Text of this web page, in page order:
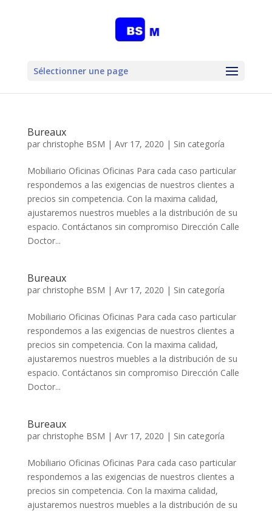
Sélectionner une page
Bureaux
par christophe BSM | Avr 17, 2020 | Sin categoría
Mobiliario Oficinas Oficinas Para cada caso particular
respondemos a las exigencias de nuestros clientes a
precios sin competencia. Con la maxima calidad,
ajustaremos nuestros muebles a la distribución de su
espacio. Contáctanos sin compromiso Dirección Calle
Doctor...
Bureaux
par christophe BSM | Avr 17, 2020 | Sin categoría
Mobiliario Oficinas Oficinas Para cada caso particular
respondemos a las exigencias de nuestros clientes a
precios sin competencia. Con la maxima calidad,
ajustaremos nuestros muebles a la distribución de su
espacio. Contáctanos sin compromiso Dirección Calle
Doctor...
Bureaux
par christophe BSM | Avr 17, 2020 | Sin categoría
Mobiliario Oficinas Oficinas Para cada caso particular
respondemos a las exigencias de nuestros clientes a
precios sin competencia. Con la maxima calidad,
ajustaremos nuestros muebles a la distribución de su